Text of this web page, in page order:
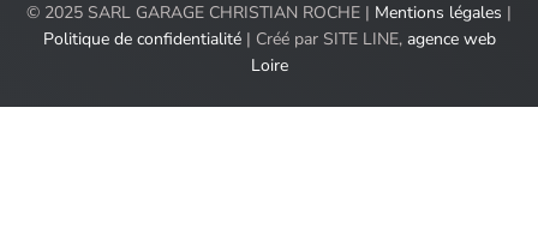
© 2025 SARL GARAGE CHRISTIAN ROCHE | Mentions légales |
Politique de confidentialité| Créé par SITE LINE, agence web
Loire